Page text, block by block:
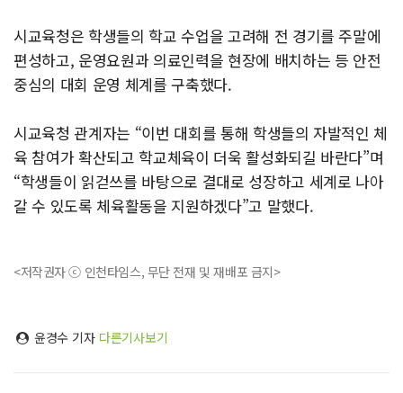
시교육청은 학생들의 학교 수업을 고려해 전 경기를 주말에
편성하고, 운영요원과 의료인력을 현장에 배치하는 등 안전
중심의 대회 운영 체계를 구축했다.
시교육청 관계자는 “이번 대회를 통해 학생들의 자발적인 체
육 참여가 확산되고 학교체육이 더욱 활성화되길 바란다”며
“학생들이 읽걷쓰를 바탕으로 결대로 성장하고 세계로 나아
갈 수 있도록 체육활동을 지원하겠다”고 말했다.
<저작권자 ⓒ 인천타임스, 무단 전재 및 재배포 금지>
윤경수 기자 다른기사보기